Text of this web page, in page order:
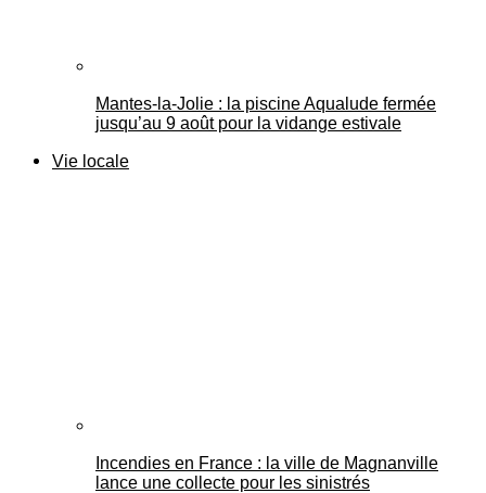
Mantes-la-Jolie : la piscine Aqualude fermée
jusqu’au 9 août pour la vidange estivale
Vie locale
Incendies en France : la ville de Magnanville
lance une collecte pour les sinistrés